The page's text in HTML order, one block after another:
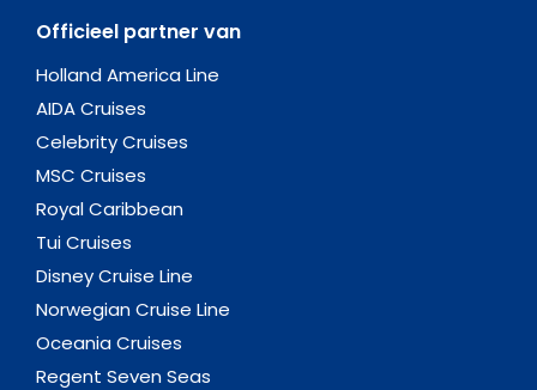
Officieel partner van
Holland America Line
AIDA Cruises
Celebrity Cruises
MSC Cruises
Royal Caribbean
Tui Cruises
Disney Cruise Line
Norwegian Cruise Line
Oceania Cruises
Regent Seven Seas